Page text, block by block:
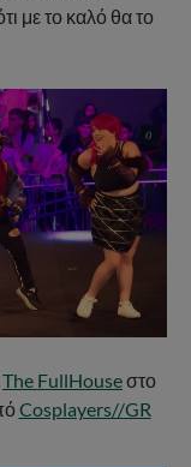
με το καλό θα το
The FullHouseστο
Cosplayers//GR